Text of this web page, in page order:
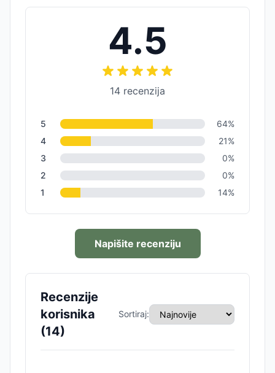
4.5
14 recenzija
5 64%
4
21%
3
0%
2
0%
1
14%
Napišite recenziju
Recenzije
korisnika
(14)
Sortiraj: